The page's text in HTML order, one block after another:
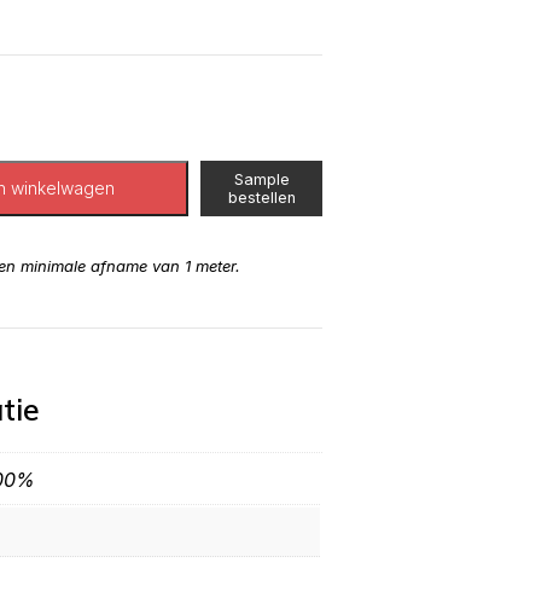
winkelwagen
Sample
bestellen
minimale afname van 1 meter.